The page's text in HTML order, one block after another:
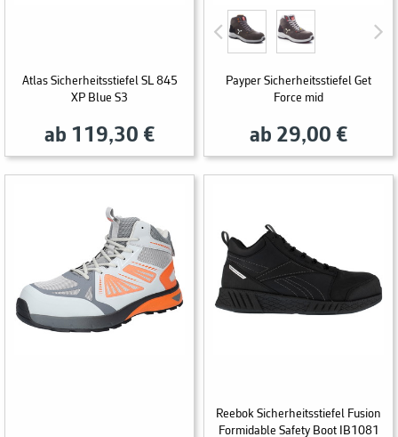
Atlas Sicherheitsstiefel SL 845
XP Blue S3
ab 119,30 €
Payper Sicherheitsstiefel Get
Force mid
ab 29,00 €
Reebok Sicherheitsstiefel Fusion
Formidable Safety Boot IB1081